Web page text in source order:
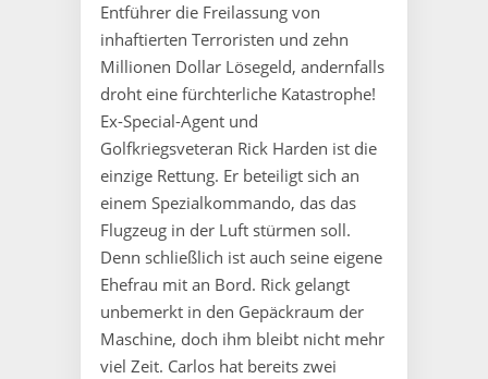
Entführer die Freilassung von
inhaftierten Terroristen und zehn
Millionen Dollar Lösegeld, andernfalls
droht eine fürchterliche Katastrophe!
Ex-Special-Agent und
Golfkriegsveteran Rick Harden ist die
einzige Rettung. Er beteiligt sich an
einem Spezialkommando, das das
Flugzeug in der Luft stürmen soll.
Denn schließlich ist auch seine eigene
Ehefrau mit an Bord. Rick gelangt
unbemerkt in den Gepäckraum der
Maschine, doch ihm bleibt nicht mehr
viel Zeit. Carlos hat bereits zwei